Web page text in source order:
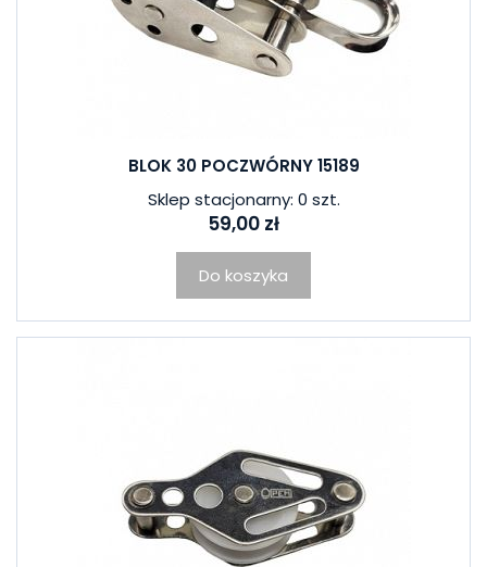
BLOK 30 POCZWÓRNY 15189
Sklep stacjonarny: 0 szt.
59,00 zł
Do koszyka